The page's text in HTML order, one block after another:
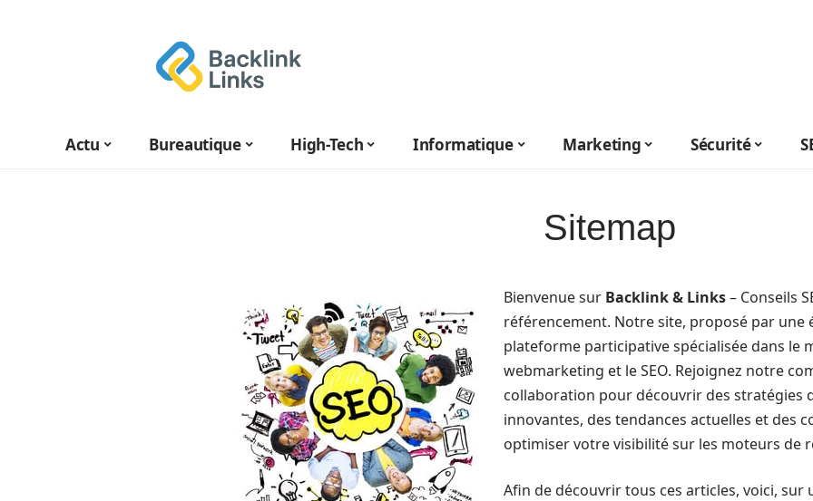
Actu Bureautique High-Tech Informatique Marketing Sécurité
Sitemap
Bienvenue sur Backlink & Links– Conseils
référencement. Notre site, proposé par une
plateforme participative spécialisée dans le
webmarketing et le SEO. Rejoignez notre
collaboration pour découvrir des stratégies
innovantes, des tendances actuelles et des
optimiser votre visibilité sur les moteurs de
Afin de découvrir tous ces articles, voici, sur